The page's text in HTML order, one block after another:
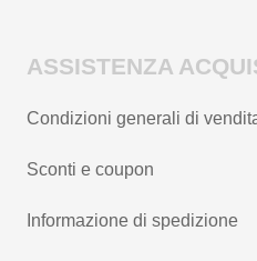
ASSISTENZA
Condizioni generali di
Sconti e coupon
Informazione di spedizione